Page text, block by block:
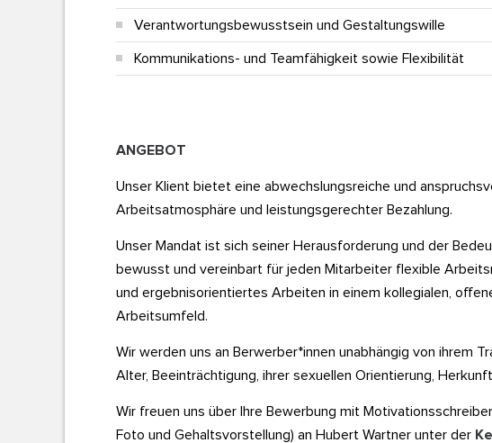
Verantwortungsbewusstsein und Gestaltungswille
Kommunikations- und Teamfähigkeit sowie Flexibilität
ANGEBOT
Unser Klient bietet eine abwechslungsreiche und
Arbeitsatmosphäre und leistungsgerechter Bezahlung.
Unser Mandat ist sich seiner Herausforderung und der
bewusst und vereinbart für jeden Mitarbeiter flexible
und ergebnisorientiertes Arbeiten in einem kollegialen,
Arbeitsumfeld.
Wir werden uns an Berwerber*innen unabhängig von ihrem
Alter, Beeinträchtigung, ihrer sexuellen Orientierung,
Wir freuen uns über Ihre Bewerbung mit
Foto und Gehaltsvorstellung) an Hubert Wartner unter der